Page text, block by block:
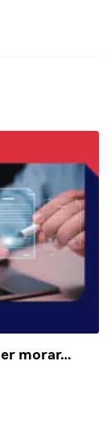
morar…